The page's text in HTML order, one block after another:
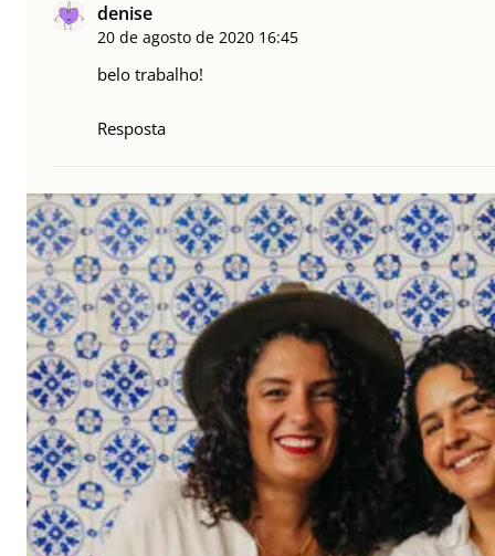
denise
20 de agosto de 2020 16:45
belo trabalho!
Resposta